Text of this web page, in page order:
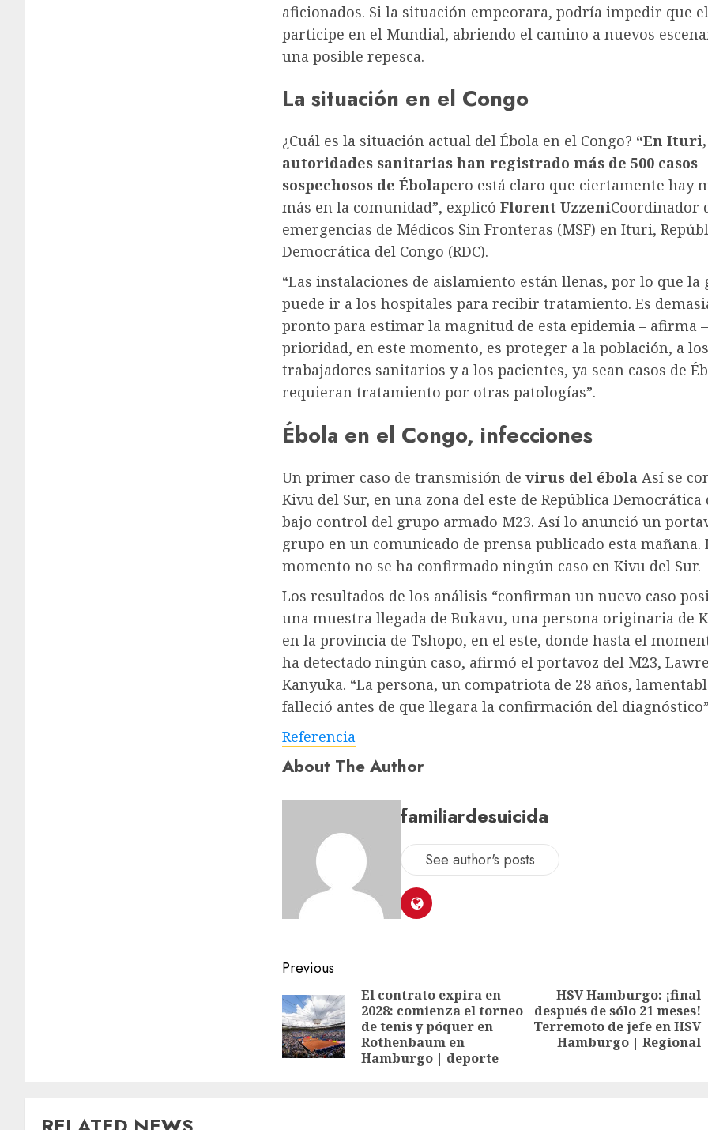
aficionados. Si la situación empeorara, podría impedir que
participe en el Mundial, abriendo el camino a nuevos
una posible repesca.
La situación en el Congo
¿Cuál es la situación actual del Ébola en el Congo? “En
autoridades sanitarias han registrado más de 500 casos
sospechosos de Ébolapero está claro que ciertamente hay
más en la comunidad”, explicó Florent UzzeniCoordinador
emergencias de Médicos Sin Fronteras (MSF) en Ituri,
Democrática del Congo (RDC).
“Las instalaciones de aislamiento están llenas, por lo que la
puede ir a los hospitales para recibir tratamiento. Es
pronto para estimar la magnitud de esta epidemia – afirma
prioridad, en este momento, es proteger a la población, a los
trabajadores sanitarios y a los pacientes, ya sean casos de
requieran tratamiento por otras patologías”.
Ébola en el Congo, infecciones
Un primer caso de transmisión de virus del ébola Así se
Kivu del Sur, en una zona del este de República Democrática
bajo control del grupo armado M23. Así lo anunció un
grupo en un comunicado de prensa publicado esta mañana.
momento no se ha confirmado ningún caso en Kivu del Sur.
Los resultados de los análisis “confirman un nuevo caso
una muestra llegada de Bukavu, una persona originaria de
en la provincia de Tshopo, en el este, donde hasta el
ha detectado ningún caso, afirmó el portavoz del M23,
Kanyuka. “La persona, un compatriota de 28 años,
falleció antes de que llegara la confirmación del
Referencia
About The Author
familiardesuicida
See author's posts
Previous
El contrato expira en
2028: comienza el torneo
de tenis y póquer en
Rothenbaum en
Hamburgo | deporte
HSV Hamburgo: ¡final
después de sólo 21 meses!
Terremoto de jefe en HSV
Hamburgo | Regional